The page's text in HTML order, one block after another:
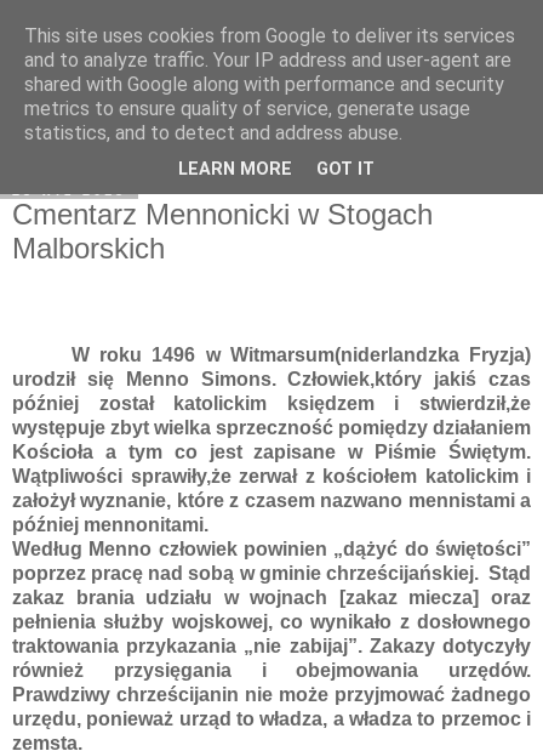
Moje miejsce
Cmentarz Mennonicki w Stogach
Malborskich
W roku 1496 w Witmarsum(niderlandzka Fryzja)
urodził się Menno Simons. Człowiek,który jakiś czas
później został katolickim księdzem i stwierdził,że
występuje zbyt wielka sprzeczność pomiędzy działaniem
Kościoła a tym co jest zapisane w Piśmie Świętym.
Wątpliwości sprawiły,że zerwał z kościołem katolickim i
założył wyznanie, które z czasem nazwano mennistami a
później mennonitami.
Według Menno człowiek powinien „dążyć do świętości”
poprzez pracę nad sobą w gminie chrześcijańskiej. Stąd
zakaz brania udziału w wojnach [zakaz miecza] oraz
pełnienia służby wojskowej, co wynikało z dosłownego
traktowania przykazania „nie zabijaj”. Zakazy dotyczyły
również przysięgania i obejmowania urzędów.
Prawdziwy chrześcijanin nie może przyjmować żadnego
urzędu, ponieważ urząd to władza, a władza to przemoc i
zemsta.
This site uses cookies from Google to deliver its services
and to analyze traffic. Your IP address and user-agent are
shared with Google along with performance and security
metrics to ensure quality of service, generate usage
statistics, and to detect and address abuse.
LEARN MORE GOT IT